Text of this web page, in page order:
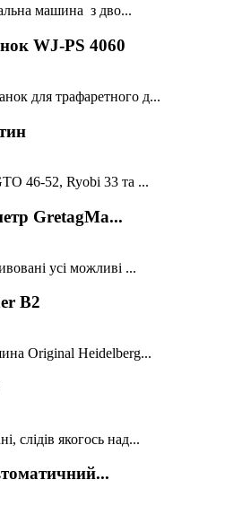
машина з дво...
WJ-PS 4060
для трафаретного д...
46-52, Ryobi 33 та ...
GretagMa...
усі можливі ...
B2
Original Heidelberg...
слідів якогось над...